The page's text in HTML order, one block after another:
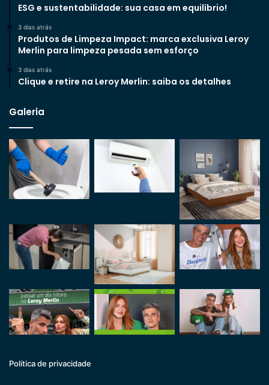
ESG e sustentabilidade: sua casa em equilíbrio!
3 dias atrás
Produtos de Limpeza Impact: marca exclusiva Leroy
Merlin para limpeza pesada sem esforço
3 dias atrás
Clique e retire na Leroy Merlin: saiba os detalhes
Galeria
Politica de privacidade